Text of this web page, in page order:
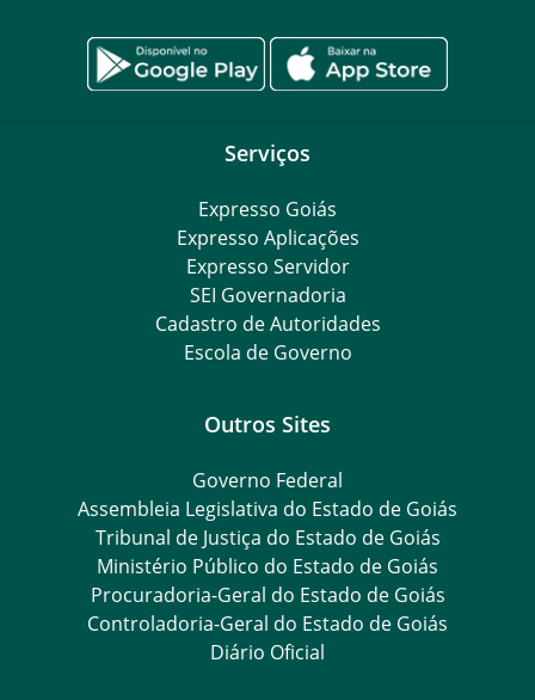
Serviços
Expresso Goiás
Expresso Aplicações
Expresso Servidor
SEI Governadoria
Cadastro de Autoridades
Escola de Governo
Outros Sites
Governo Federal
Assembleia Legislativa do Estado de Goiás
Tribunal de Justiça do Estado de Goiás
Ministério Público do Estado de Goiás
Procuradoria-Geral do Estado de Goiás
Controladoria-Geral do Estado de Goiás
Diário Oficial